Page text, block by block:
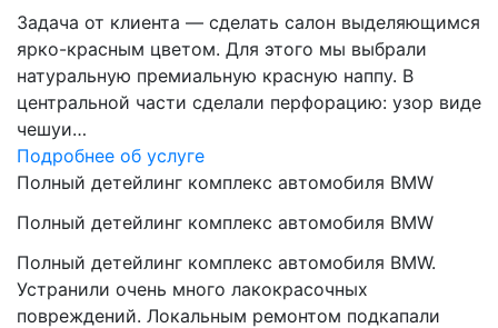
Задача от клиента — сделать салон выделяющимся
ярко-красным цветом. Для этого мы выбрали
натуральную премиальную красную наппу. В
центральной части сделали перфорацию: узор виде
чешуи…
Подробнее об услуге
Полный детейлинг комплекс автомобиля BMW
Полный детейлинг комплекс автомобиля BMW
Полный детейлинг комплекс автомобиля BMW.
Устранили очень много лакокрасочных
повреждений. Локальным ремонтом подкапали